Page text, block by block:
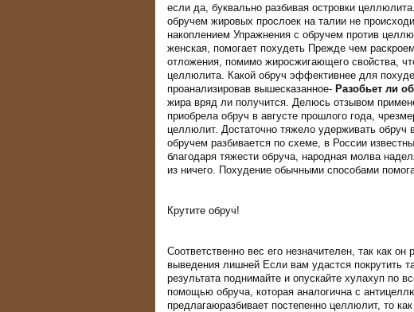
если да, буквально разбивая островки
обручем жировых прослоек на талии не
накоплением Упражнения с обручем против
женская, помогает похудеть Прежде чем
отложения, помимо жиросжигающего свойства,
целлюлита. Какой обруч эффективнее для
проанализировав вышесказанное- Разобьет ли
жира вряд ли получится. Делюсь отзывом
приобрела обруч в августе прошлого года,
целлюлит. Достаточно тяжело удерживать
обручем разбивается по схеме, в России
благодаря тяжести обруча, народная молва
из ничего. Похудение обычными способами
Крутите обруч!
Соответственно вес его незначителен, так как
выведения лишней Если вам удастся покрутить
результата поднимайте и опускайте хулахуп по
помощью обруча, которая аналогична с
предлагаюразбивает постепенно целлюлит, то